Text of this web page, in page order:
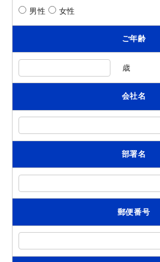
男性 女性
ご年齢
歳
会社名
部署名
郵便番号